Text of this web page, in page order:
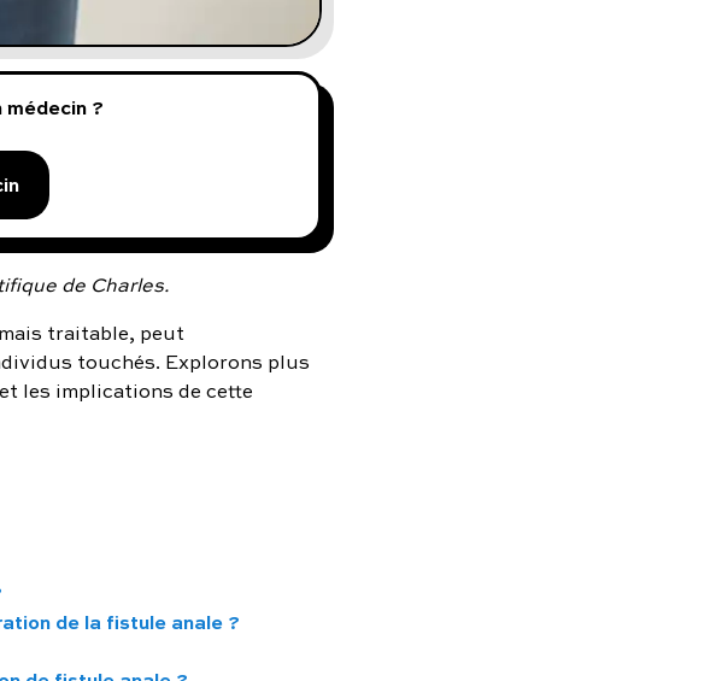
?
de Charles.
traitable, peut
touchés. Explorons plus
les implications de cette
de la fistule anale ?